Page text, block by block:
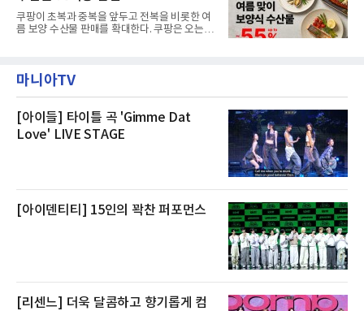
을 제공한다”고 밝혔다.패키지는 디럭스와 이그
제큐티브 두 가지 타입으로 구성된다. 디럭스 패
키지는 객실 1박(룸 온리)으로 심플한 호캉스를
스 센터 사우나 2인 이용 혜택이 포함된다.특히
클럽 앰배서더 라운지
쿠팡이 초복과 중복을 앞두고 전복을 비롯한 여
름 보양 수산물 판매를 확대한다. 쿠팡은 오는
우 등이 포함됐다. 쿠팡은 올해 큰 크기의 전복
생산량이 늘어난 점을 반영해 주요 산지 상품을
전복은 산지에서 채취한 뒤 전국으로 직송되는
방식으로 운영된다. 신선도가 중요한 상품인 만
큼 이르면 다음 날 오전 배송이 가능하도록 물류
마니아TV
[아이들] 타이틀 곡 'Gimme Dat
Love' LIVE STAGE
[아이덴티티] 15인의 꽉찬 퍼포먼스
[리센느] 더욱 달콤하고 향기롭게 컴